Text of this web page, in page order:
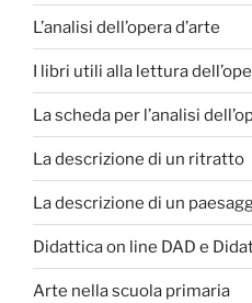
L’analisi dell’opera d’arte
I libri utili alla lettura
La scheda per l’analisi
La descrizione di un ritratto
La descrizione di un
Didattica on line DAD e
Arte nella scuola primaria